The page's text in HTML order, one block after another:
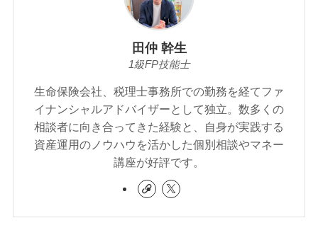
田仲 幹生
1級FP技能士
生命保険会社、税理士事務所での勤務を経てファ
イナンシャルアドバイザーとして独立。数多くの
相談者に向き合ってきた経験と、自身が実践する
資産運用のノウハウを活かした個別相談やマネー
講座が好評です。